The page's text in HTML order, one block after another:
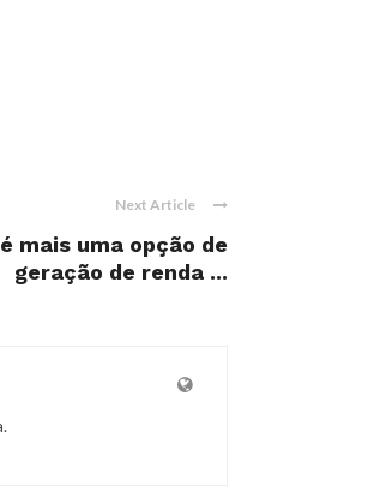
Next Article
mais uma opção de
geração de renda ...